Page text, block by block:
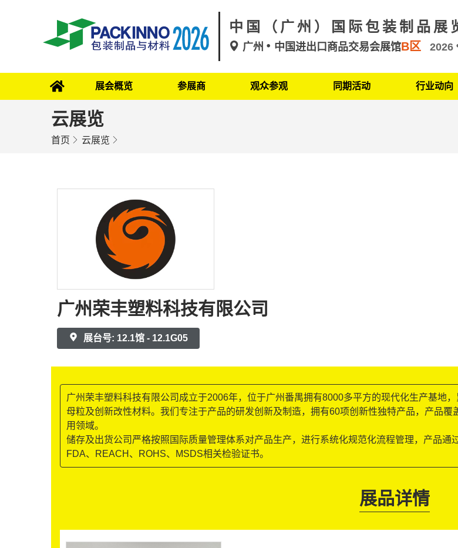
中国（广州）国际包装制品展
广州 中国进出口商品交易会展馆B区 2026
展会概览 参展商 观众参观 同期活动 行业动向
云展览
首页 云展览
广州荣丰塑料科技有限公司
展台号: 12.1馆 - 12.1G05
广州荣丰塑料科技有限公司成立于2006年，位于广州番禺拥有8000多平方的现代化生产基地
母粒及创新改性材料。我们专注于产品的研发创新及制造，拥有60项创新性独特产品，产品
用领域。
储存及出货公司严格按照国际质量管理体系对产品生产，进行系统化规范化流程管理，产品
FDA、REACH、ROHS、MSDS相关检验证书。
展品详情